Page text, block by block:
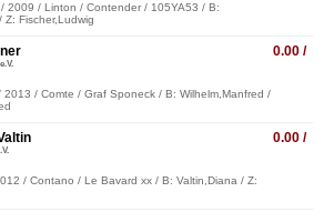
2009 / Linton / Contender / 105YA53 / B:
Z: Fischer,Ludwig
0.00 /
2013 / Comte / Graf Sponeck / B: Wilhelm,Manfred /
0.00 /
/ Contano / Le Bavard xx / B: Valtin,Diana / Z: